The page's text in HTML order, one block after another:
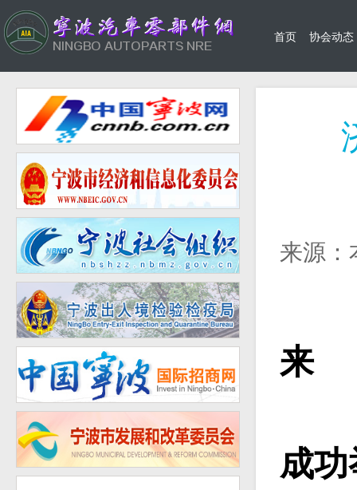
首页 协会动态
来源：
来
成